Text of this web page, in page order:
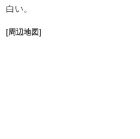
白い。
[周辺地図]